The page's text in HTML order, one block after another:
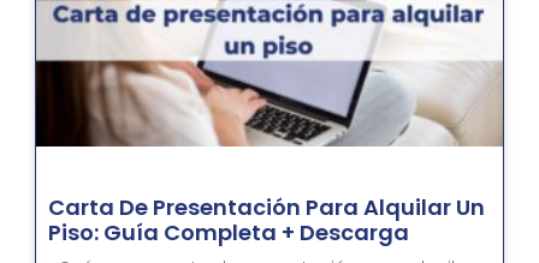
Carta De Presentación Para Alquilar Un
Piso: Guía Completa + Descarga